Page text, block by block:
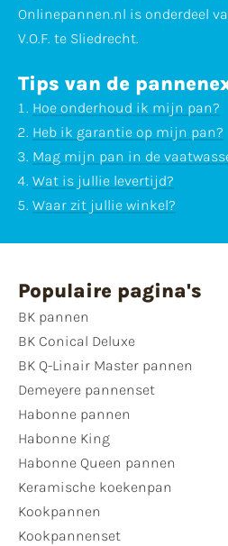
Onlinepannen.nl is onderdeel
V.O.F. te Sliedrecht.
Tips van de
Hoe onderhoud ik mijn pan?
Heb ik garantie op mijn pan?
Mag mijn pan in de
Wat is jullie levertijd?
Waar zit jullie winkel?
Populaire pagina's
BK pannen
BK Conical Deluxe
BK Q-Linair Master pannen
Demeyere pannenset
Habonne pannen
Habonne King
Habonne Queen pannen
Keramische koekenpan
Kookpannen
Kookpannenset